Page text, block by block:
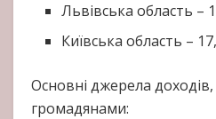
Львівська область –
Київська область –
Основні джерела
громадянами: